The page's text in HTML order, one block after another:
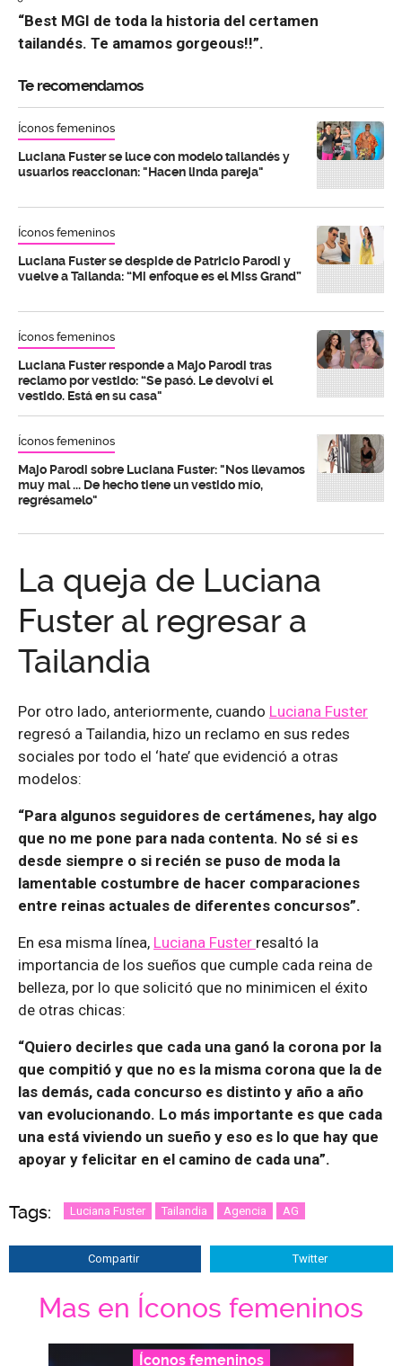
“Best MGI de toda la historia del certamen
tailandés. Te amamos gorgeous!!”.
Te recomendamos
Íconos femeninos
Luciana Fuster se luce con modelo tailandés y
usuarios reaccionan: "Hacen linda pareja"
Íconos femeninos
Luciana Fuster se despide de Patricio Parodi y
vuelve a Tailanda: “Mi enfoque es el Miss Grand”
Íconos femeninos
Luciana Fuster responde a Majo Parodi tras
reclamo por vestido: “Se pasó. Le devolví el
vestido. Está en su casa"
Íconos femeninos
Majo Parodi sobre Luciana Fuster: "Nos llevamos
muy mal ... De hecho tiene un vestido mío,
regrésamelo"
La queja de Luciana
Fuster al regresar a
Tailandia
Por otro lado, anteriormente, cuando Luciana Fuster
regresó a Tailandia, hizo un reclamo en sus redes
sociales por todo el ‘hate’ que evidenció a otras
modelos:
“Para algunos seguidores de certámenes, hay algo
que no me pone para nada contenta. No sé si es
desde siempre o si recién se puso de moda la
lamentable costumbre de hacer comparaciones
entre reinas actuales de diferentes concursos”.
En esa misma línea, Luciana Fuster resaltó la
importancia de los sueños que cumple cada reina de
belleza, por lo que solicitó que no minimicen el éxito
de otras chicas:
“Quiero decirles que cada una ganó la corona por la
que compitió y que no es la misma corona que la de
las demás, cada concurso es distinto y año a año
van evolucionando. Lo más importante es que cada
una está viviendo un sueño y eso es lo que hay que
apoyar y felicitar en el camino de cada una”.
Tags: Luciana Fuster Tailandia Agencia AG
Compartir Twitter
Mas en Íconos femeninos
Íconos femeninos